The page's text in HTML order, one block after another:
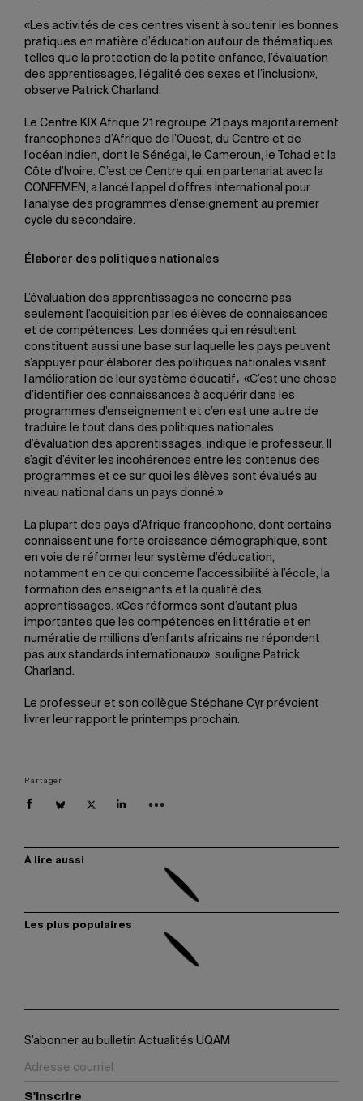
«Les activités de ces centres visent à soutenir les bonnes
pratiques en matière d’éducation autour de thématiques
telles que la protection de la petite enfance, l’évaluation
des apprentissages, l’égalité des sexes et l’inclusion»,
observe Patrick Charland.
Le Centre KIX Afrique 21 regroupe 21 pays majoritairement
francophones d’Afrique de l’Ouest, du Centre et de
l’océan Indien, dont le Sénégal, le Cameroun, le Tchad et la
Côte d’Ivoire. C’est ce Centre qui, en partenariat avec la
CONFEMEN, a lancé l’appel d’offres international pour
l’analyse des programmes d’enseignement au premier
cycle du secondaire.
Élaborer des politiques nationales
L’évaluation des apprentissages ne concerne pas
seulement l’acquisition par les élèves de connaissances
et de compétences. Les données qui en résultent
constituent aussi une base sur laquelle les pays peuvent
s’appuyer pour élaborer des politiques nationales visant
l’amélioration de leur système éducatif. «C’est une chose
d’identifier des connaissances à acquérir dans les
programmes d’enseignement et c’en est une autre de
traduire le tout dans des politiques nationales
d’évaluation des apprentissages, indique le professeur. Il
s’agit d’éviter les incohérences entre les contenus des
programmes et ce sur quoi les élèves sont évalués au
niveau national dans un pays donné.»
La plupart des pays d’Afrique francophone, dont certains
connaissent une forte croissance démographique, sont
en voie de réformer leur système d’éducation,
notamment en ce qui concerne l’accessibilité à l’école, la
formation des enseignants et la qualité des
apprentissages. «Ces réformes sont d’autant plus
importantes que les compétences en littératie et en
numératie de millions d’enfants africains ne répondent
pas aux standards internationaux», souligne Patrick
Charland.
Le professeur et son collègue Stéphane Cyr prévoient
livrer leur rapport le printemps prochain.
Partager
À lire aussi
Les plus populaires
S’abonner au bulletin Actualités UQAM
S'inscrire